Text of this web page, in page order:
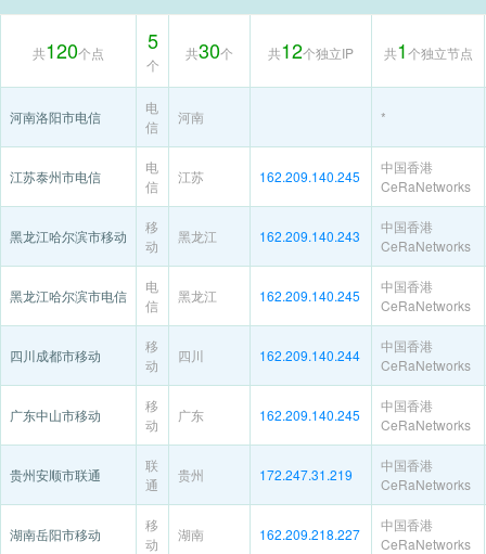
共120个点 5
个
共30个 共12个独立IP 共1个独立节点
河南洛阳市电信
电
信
河南 *
江苏泰州市电信
电
信
江苏 162.209.140.245
中国香港
CeRaNetworks
黑龙江哈尔滨市移动
移
动
黑龙江 162.209.140.243
中国香港
CeRaNetworks
黑龙江哈尔滨市电信
电
信
黑龙江 162.209.140.245
中国香港
CeRaNetworks
四川成都市移动
移
动
四川 162.209.140.244
中国香港
CeRaNetworks
广东中山市移动
移
动
广东 162.209.140.245
中国香港
CeRaNetworks
贵州安顺市联通
联
通
贵州 172.247.31.219
中国香港
CeRaNetworks
湖南岳阳市移动
移
动
湖南 162.209.218.227
中国香港
CeRaNetworks